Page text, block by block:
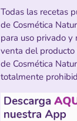
Todas las recetas
de Cosmética
para uso privado y
venta del
de Cosmética
totalmente